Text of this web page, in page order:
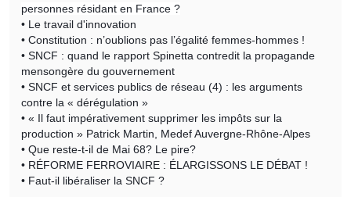
personnes résidant en France ?
• Le travail d'innovation
• Constitution : n’oublions pas l’égalité femmes-hommes !
• SNCF : quand le rapport Spinetta contredit la propagande
mensongère du gouvernement
• SNCF et services publics de réseau (4) : les arguments
contre la « dérégulation »
• « Il faut impérativement supprimer les impôts sur la
production » Patrick Martin, Medef Auvergne-Rhône-Alpes
• Que reste-t-il de Mai 68? Le pire?
• RÉFORME FERROVIAIRE : ÉLARGISSONS LE DÉBAT !
• Faut-il libéraliser la SNCF ?